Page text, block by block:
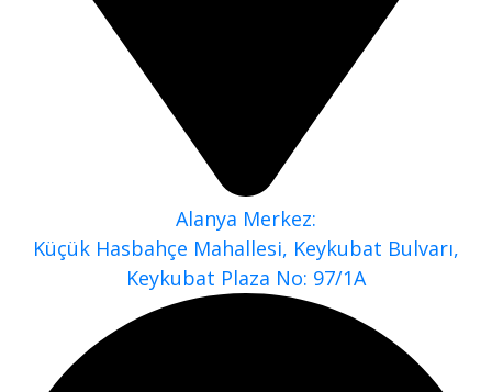
Alanya Merkez:
Küçük Hasbahçe Mahallesi, Keykubat Bulvarı,
Keykubat Plaza No: 97/1A